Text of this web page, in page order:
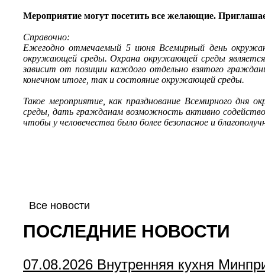
Мероприятие могут посетить все желающие.
Справочно:
Ежегодно отмечаемый 5 июня Всемирный день
окружающей среды. Охрана окружающей среды является
зависит от позиции каждого отдельно взятого
конечном итоге, так и состояние окружающей среды.
Такое мероприятие, как празднование Всемирного
среды, дать гражданам возможность активно
чтобы у человечества было более безопасное и
Все новости
ПОСЛЕДНИЕ НОВОСТИ
07.08.2026 Внутренняя кухня